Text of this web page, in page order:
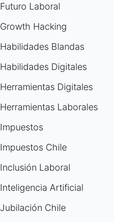
Futuro Laboral
Growth Hacking
Habilidades Blandas
Habilidades Digitales
Herramientas Digitales
Herramientas Laborales
Impuestos
Impuestos Chile
Inclusión Laboral
Inteligencia Artificial
Jubilación Chile